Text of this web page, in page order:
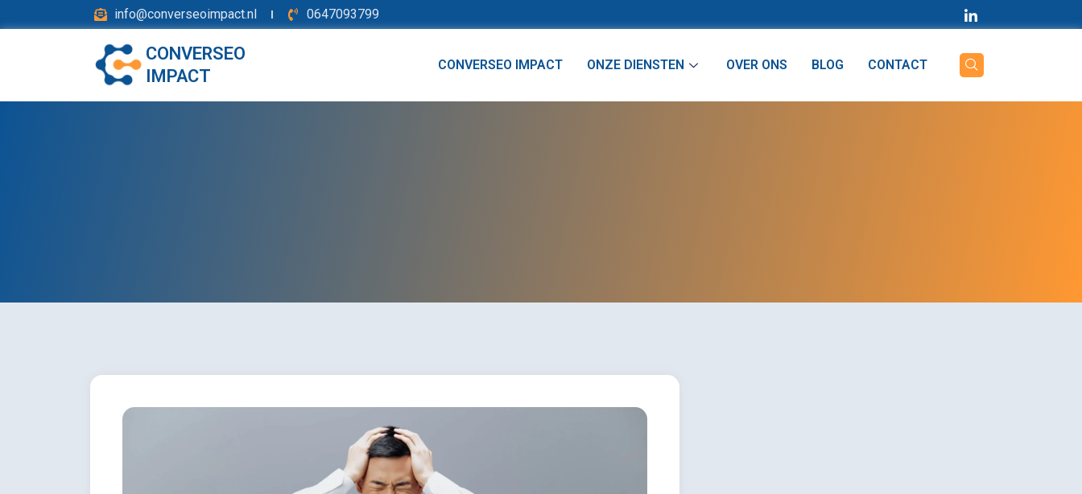
to
info@converseoimpact.nl 0647093799
CONVERSEO
IMPACT
CONVERSEO IMPACT ONZE DIENSTEN OVER ONS BLOG CONTACT